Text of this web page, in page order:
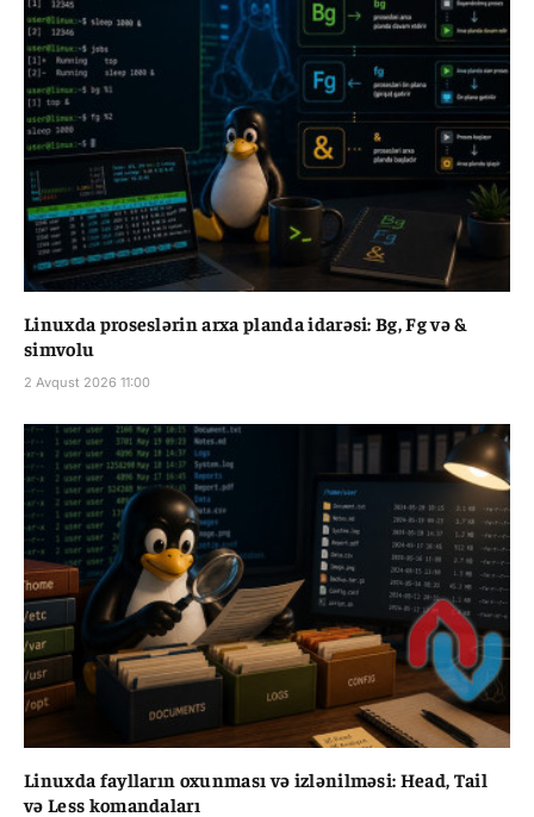
Linuxda proseslərin arxa planda idarəsi: Bg, Fg və &
simvolu
2 Avqust 2026 11:00
Linuxda faylların oxunması və izlənilməsi: Head, Tail
və Less komandaları